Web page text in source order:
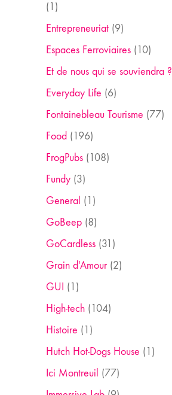
(1)
Entrepreneuriat(9)
Espaces Ferroviaires(10)
Et de nous qui se souviendra ?
Everyday Life (6)
Fontainebleau Tourisme (77)
Food (196)
FrogPubs(108)
Fundy(3)
General (1)
GoBeep(8)
GoCardless(31)
Grain d'Amour(2)
GUI (1)
High-tech(104)
Histoire (1)
Hutch Hot-Dogs House (1)
Ici Montreuil (77)